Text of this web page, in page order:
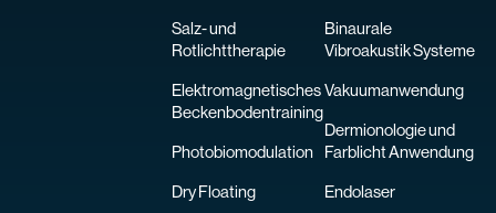
Salz- und
Rotlichttherapie
Elektromagnetisches
Beckenbodentraining
Photobiomodulation
Dry Floating
Binaurale
Vibroakustik Systeme
Vakuumanwendung
Dermionologie und
Farblicht Anwendung
Endolaser